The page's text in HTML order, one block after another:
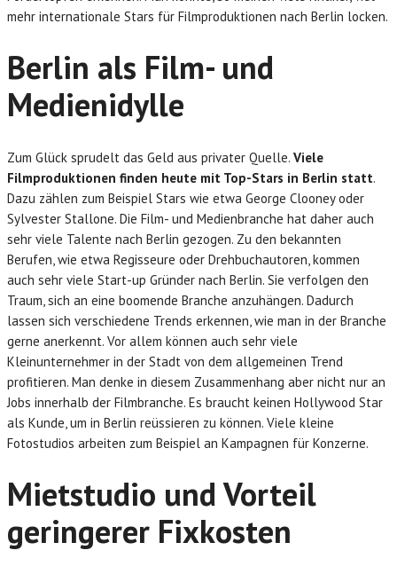
mehr internationale Stars für Filmproduktionen nach Berlin locken.
Berlin als Film- und
Medienidylle
Zum Glück sprudelt das Geld aus privater Quelle. Viele
Filmproduktionen finden heute mit Top-Stars in Berlin statt.
Dazu zählen zum Beispiel Stars wie etwa George Clooney oder
Sylvester Stallone. Die Film- und Medienbranche hat daher auch
sehr viele Talente nach Berlin gezogen. Zu den bekannten
Berufen, wie etwa Regisseure oder Drehbuchautoren, kommen
auch sehr viele Start-up Gründer nach Berlin. Sie verfolgen den
Traum, sich an eine boomende Branche anzuhängen. Dadurch
lassen sich verschiedene Trends erkennen, wie man in der Branche
gerne anerkennt. Vor allem können auch sehr viele
Kleinunternehmer in der Stadt von dem allgemeinen Trend
profitieren. Man denke in diesem Zusammenhang aber nicht nur an
Jobs innerhalb der Filmbranche. Es braucht keinen Hollywood Star
als Kunde, um in Berlin reüssieren zu können. Viele kleine
Fotostudios arbeiten zum Beispiel an Kampagnen für Konzerne.
Mietstudio und Vorteil
geringerer Fixkosten